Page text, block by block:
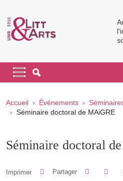
Navigation principale
Navigation principale
Fil d'Ariane
Accueil Événements
Séminaire doctoral de MAiGRE
Séminaire doctoral
Imprimer Partager Partager